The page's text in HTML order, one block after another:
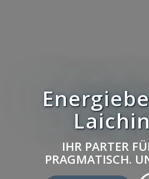
IHR PARTER
PRAGMATISCH.